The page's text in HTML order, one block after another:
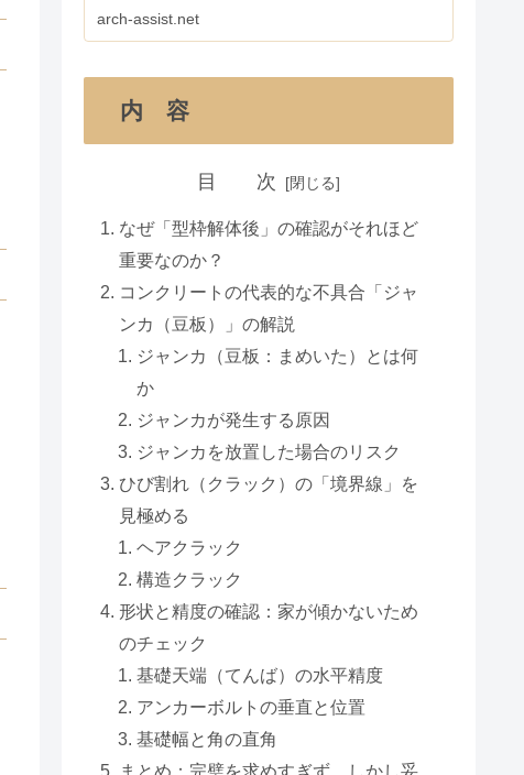
arch-assist.net
内 容
目 次
なぜ「型枠解体後」の確認がそれほど
重要なのか？
コンクリートの代表的な不具合「ジャ
ンカ（豆板）」の解説
ジャンカ（豆板：まめいた）とは何
か
ジャンカが発生する原因
ジャンカを放置した場合のリスク
ひび割れ（クラック）の「境界線」を
見極める
ヘアクラック
構造クラック
形状と精度の確認：家が傾かないため
のチェック
基礎天端（てんば）の水平精度
アンカーボルトの垂直と位置
基礎幅と角の直角
まとめ：完璧を求めすぎず、しかし妥